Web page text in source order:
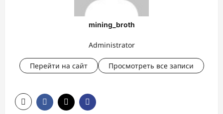
mining_broth
Administrator
Перейти на сайт Просмотреть все записи